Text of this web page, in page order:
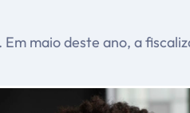
maio deste ano, a